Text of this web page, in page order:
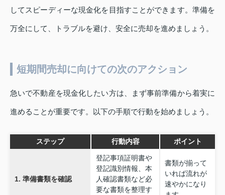
してスピーディーな現金化を目指すことができます。準備を
万全にして、トラブルを避け、安全に売却を進めましょう。
短期間売却に向けての次のアクション
急いで不動産を現金化したい方は、まず事前準備から着実に
進めることが重要です。以下の手順で行動を始めましょう。
ステップ 行動内容 ポイント
1. 準備書類を確認
登記事項証明書や
登記識別情報、本
人確認書類など必
要な書類を整理す
書類が揃って
いれば流れが
速やかになり